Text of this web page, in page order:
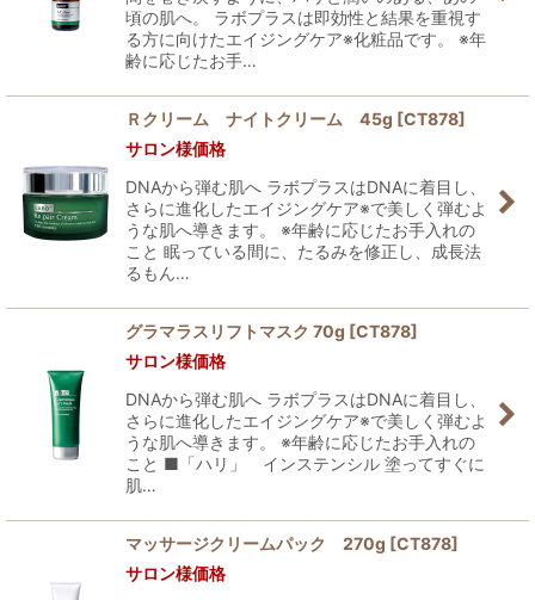
頃の肌へ。 ラボプラスは即効性と結果を重視す
る方に向けたエイジングケア※化粧品です。 ※年
齢に応じたお手…
Ｒクリーム ナイトクリーム 45g [CT878]
サロン様価格
DNAから弾む肌へ ラボプラスはDNAに着目し、
さらに進化したエイジングケア※で美しく弾むよ
うな肌へ導きます。 ※年齢に応じたお手入れの
こと 眠っている間に、たるみを修正し、成長法
るもん…
グラマラスリフトマスク 70g [CT878]
サロン様価格
DNAから弾む肌へ ラボプラスはDNAに着目し、
さらに進化したエイジングケア※で美しく弾むよ
うな肌へ導きます。 ※年齢に応じたお手入れの
こと ■「ハリ」 インステンシル 塗ってすぐに
肌…
マッサージクリームパック 270g [CT878]
サロン様価格